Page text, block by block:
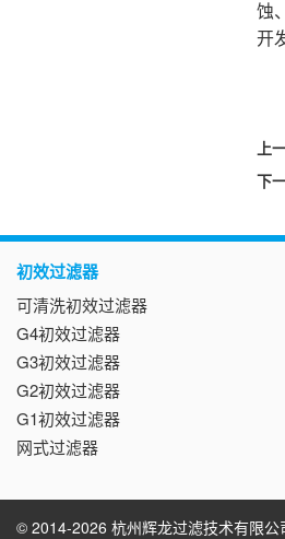
蚀
开
上
下
初效过滤器
可清洗初效过滤器
G4初效过滤器
G3初效过滤器
G2初效过滤器
G1初效过滤器
网式过滤器
© 2014-2026 杭州辉龙过滤技术有限